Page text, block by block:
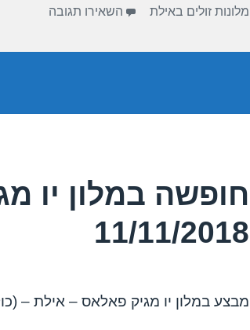
מלונות זולים באילת
השאירו תגובה
חופשה במלון יו
11/11/2018
מבצע במלון יו מגיק פאלאס – אילת –